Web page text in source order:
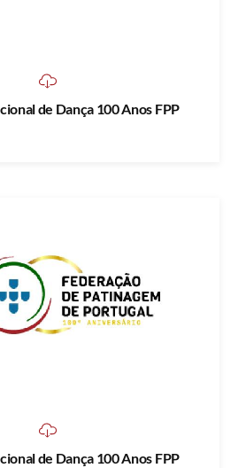
de Dança 100 Anos FPP
de Dança 100 Anos FPP